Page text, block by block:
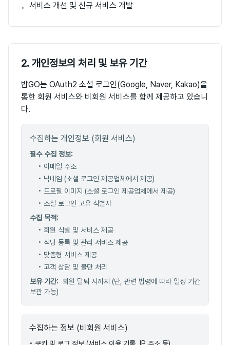
• 서비스 개선 및 신규 서비스 개발
2. 개인정보의 처리 및 보유 기간
밥GO는 OAuth2 소셜 로그인(Google, Naver, Kakao)을
통한 회원 서비스와 비회원 서비스를 함께 제공하고 있습니
다.
수집하는 개인정보 (회원 서비스)
필수 수집 정보:
• 이메일 주소
• 닉네임 (소셜 로그인 제공업체에서 제공)
• 프로필 이미지 (소셜 로그인 제공업체에서 제공)
• 소셜 로그인 고유 식별자
수집 목적:
• 회원 식별 및 서비스 제공
• 식당 등록 및 관리 서비스 제공
• 맞춤형 서비스 제공
• 고객 상담 및 불만 처리
보유 기간: 회원 탈퇴 시까지 (단, 관련 법령에 따라 일정 기간
보관 가능)
수집하는 정보 (비회원 서비스)